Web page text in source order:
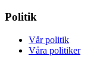
Politik
Vår politik
Våra politiker